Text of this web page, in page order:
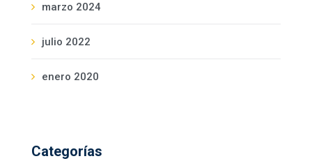
marzo 2024
julio 2022
enero 2020
Categorías